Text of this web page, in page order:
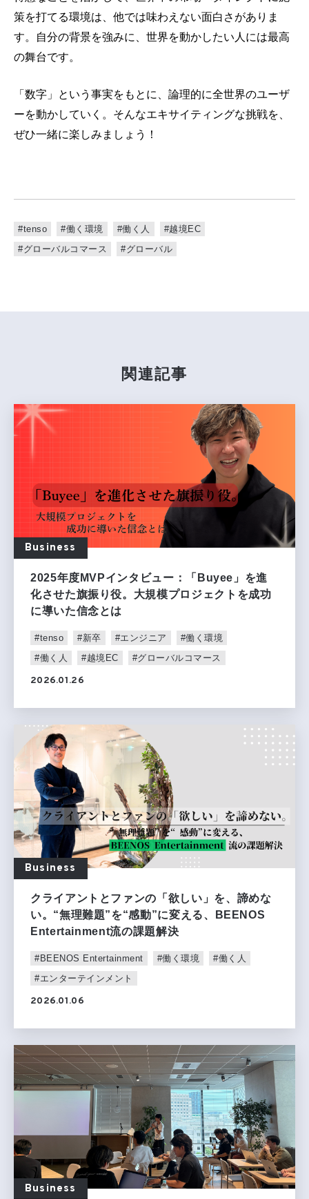
策を打てる環境は、他では味わえない面白さがありま
す。自分の背景を強みに、世界を動かしたい人には最高
の舞台です。
「数字」という事実をもとに、論理的に全世界のユーザ
ーを動かしていく。そんなエキサイティングな挑戦を、
ぜひ一緒に楽しみましょう！
#tenso #働く環境 #働く人
#越境EC
#グローバルコマース
#グローバル
関連記事
Business
2025年度MVPインタビュー：「Buyee」を進
化させた旗振り役。大規模プロジェクトを成功
に導いた信念とは
#tenso #新卒 #エンジニア
#働く環境
#働く人
#越境EC #グローバルコマース
2026.01.26
Business
クライアントとファンの「欲しい」を、諦めな
い。“無理難題”を“感動”に変える、BEENOS
Entertainment流の課題解決
#BEENOS Entertainment #働く環境
#働く人
#エンターテインメント
2026.01.06
Business